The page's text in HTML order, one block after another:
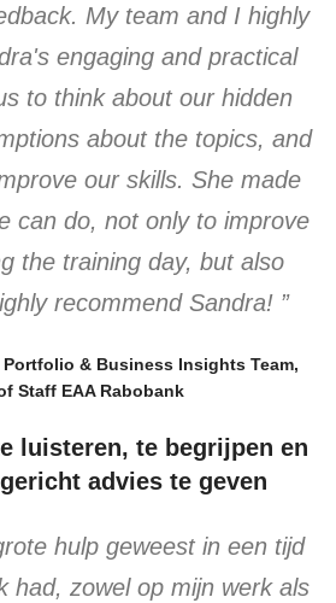
My team and I highly
engaging and practical
to think about our hidden
about the topics, and
our skills. She made
can do, not only to improve
the training day, but also
recommend Sandra! ”
& Business Insights Team,
Staff EAA Rabobank
luisteren, te begrijpen en
advies te geven
hulp geweest in een tijd
had, zowel op mijn werk als